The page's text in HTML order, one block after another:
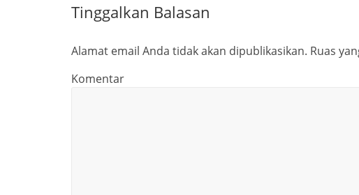
Tinggalkan Balasan
Alamat email Anda tidak akan dipublikasikan. Ruas
Komentar